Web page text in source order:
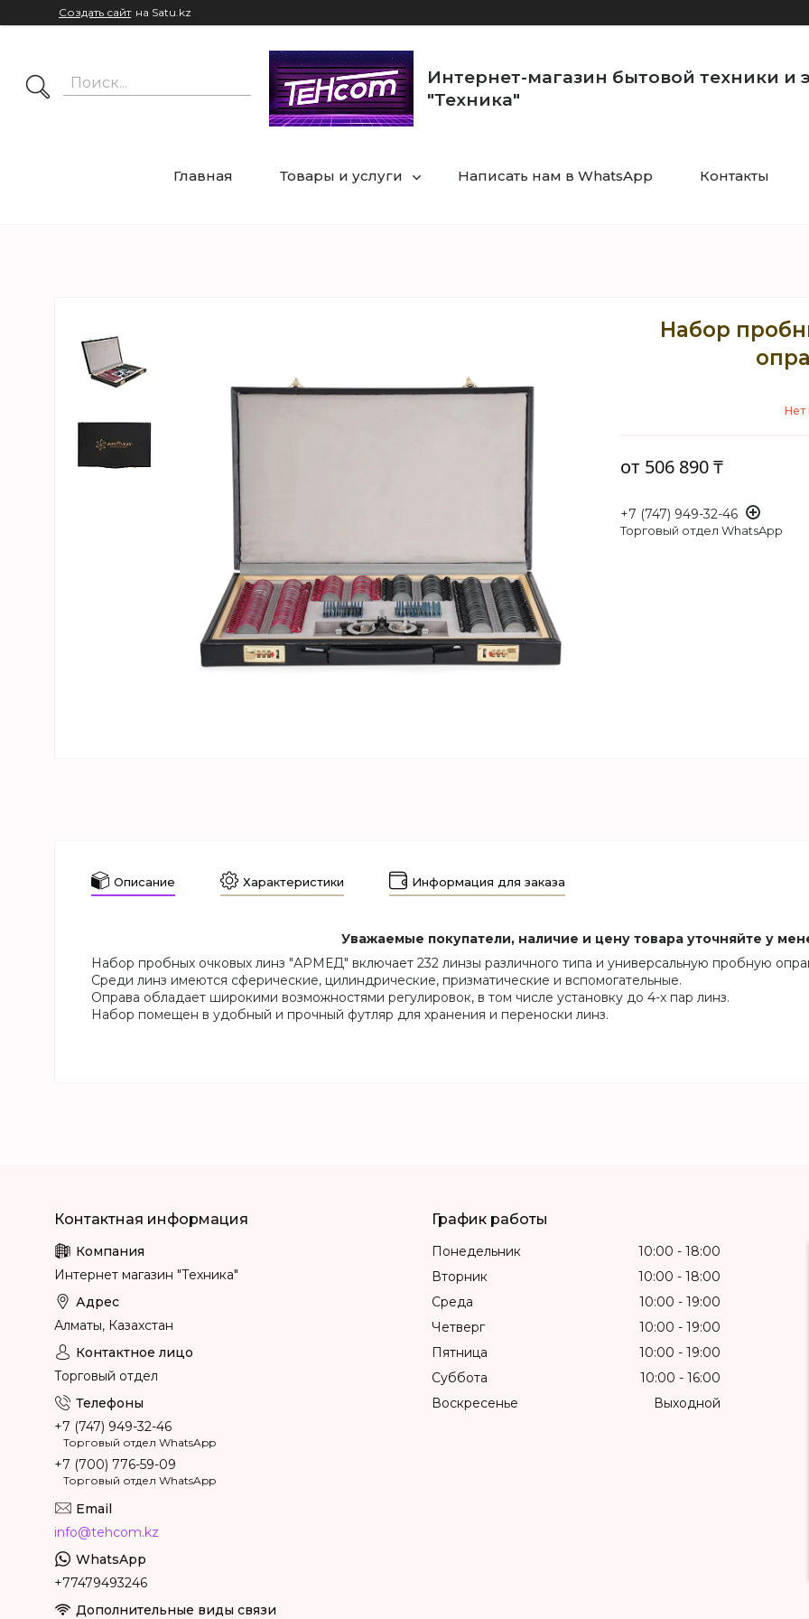
Создать сайт на Satu.kz
Интернет-магазин бытовой техники и
"Техника"
Главная Товары и услуги Написать нам в WhatsApp Контакты
Набор
Нет
от 506 890 ₸
+7 (747) 949-32-46
Торговый отдел WhatsApp
Описание Характеристики Информация для заказа
Уважаемые покупатели, наличие и цену товара уточняйте у
Набор пробных очковых линз "АРМЕД" включает 232 линзы различного типа и универсальную пробную
Среди линз имеются сферические, цилиндрические, призматические и вспомогательные.
Оправа обладает широкими возможностями регулировок, в том числе установку до 4-х пар линз.
Набор помещен в удобный и прочный футляр для хранения и переноски линз.
Интернет магазин "Техника"
Алматы, Казахстан
Торговый отдел
+7 (747) 949-32-46
Торговый отдел WhatsApp
+7 (700) 776-59-09
Торговый отдел WhatsApp
info@tehcom.kz
+77479493246
График работы
Понедельник 10:00
18:00
Вторник
10:00
18:00
Среда
10:00
19:00
Четверг
10:00
19:00
Пятница
10:00
19:00
Суббота
10:00
16:00
Воскресенье
Выходной